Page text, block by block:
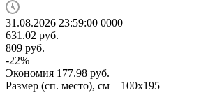
31.08.2026 23:59:00 0000
631.02 руб.
809 руб.
-22%
Экономия 177.98 руб.
Размер (сп. место), см—100x195